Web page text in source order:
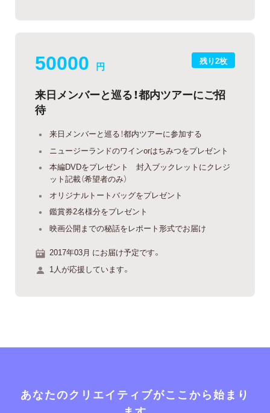
残り2枚
50000 円
来日メンバーと巡る！都内ツアーにご招
待
来日メンバーと巡る！都内ツアーに参加する
ニュージーランドのワインorはちみつをプレゼント
本編DVDをプレゼント 封入ブックレットにクレジ
ット記載（希望者のみ）
オリジナルトートバッグをプレゼント
鑑賞券2名様分をプレゼント
映画公開までの秘話をレポート形式でお届け
2017年03月 にお届け予定です。
1人が応援しています。
あなたのクリエイティブがここから始まり